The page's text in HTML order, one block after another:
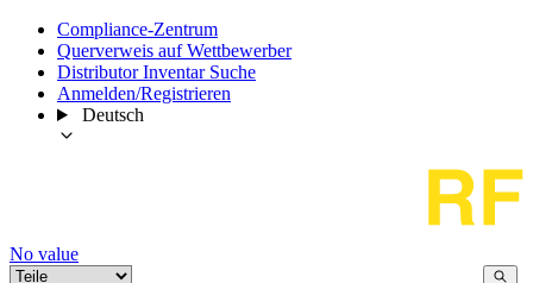
Compliance-Zentrum
Querverweis auf Wettbewerber
Distributor Inventar Suche
Anmelden/Registrieren
Deutsch
No value